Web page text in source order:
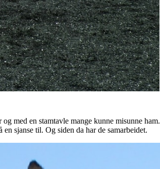
med en stamtavle mange kunne misunne ham.
sjanse til. Og siden da har de samarbeidet.